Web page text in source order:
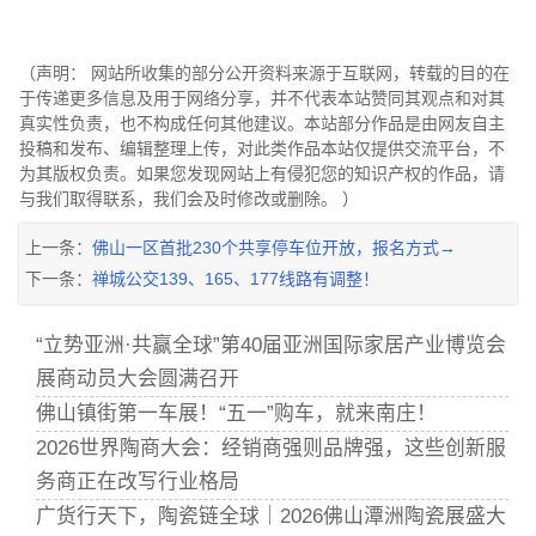
（声明： 网站所收集的部分公开资料来源于互联网，转载的目的在
于传递更多信息及用于网络分享，并不代表本站赞同其观点和对其
真实性负责，也不构成任何其他建议。本站部分作品是由网友自主
投稿和发布、编辑整理上传，对此类作品本站仅提供交流平台，不
为其版权负责。如果您发现网站上有侵犯您的知识产权的作品，请
与我们取得联系，我们会及时修改或删除。 ）
上一条： 佛山一区首批230个共享停车位开放，报名方式→
下一条： 禅城公交139、165、177线路有调整！
“立势亚洲·共赢全球”第40届亚洲国际家居产业博览会
展商动员大会圆满召开
佛山镇街第一车展！“五一”购车，就来南庄！
2026世界陶商大会：经销商强则品牌强，这些创新服
务商正在改写行业格局
广货行天下，陶瓷链全球｜2026佛山潭洲陶瓷展盛大